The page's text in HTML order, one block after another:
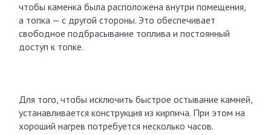
чтобы каменка была расположена внутри помещения,
а топка — с другой стороны. Это обеспечивает
свободное подбрасывание топлива и постоянный
доступ к топке.
Для того, чтобы исключить быстрое остывание камней,
устанавливается конструкция из кирпича. При этом на
хороший нагрев потребуется несколько часов.